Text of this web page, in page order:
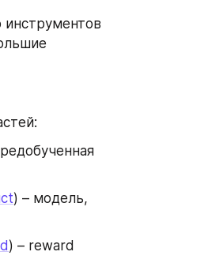
) – модель,
) – reward